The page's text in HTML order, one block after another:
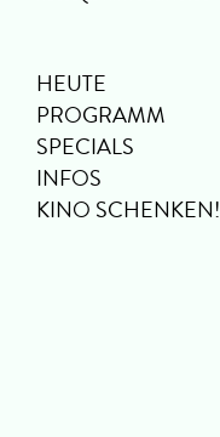
HEUTE
PROGRAMM
SPECIALS
INFOS
KINO SCHENKEN!